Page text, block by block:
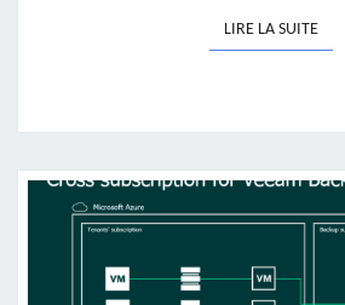
LIRE LA SUITE